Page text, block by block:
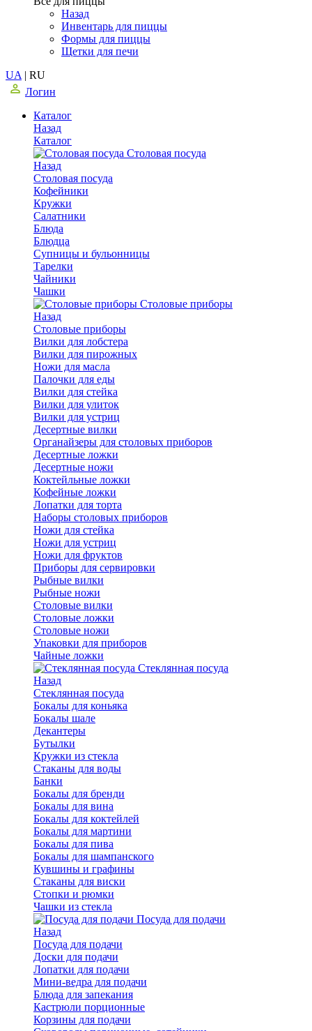
Назад
Инвентарь для пиццы
Формы для пиццы
Щетки для печи
UA | RU
Логин
Каталог
Назад
Каталог
Столовая посуда
Назад
Столовая посуда
Кофейники
Кружки
Салатники
Блюда
Блюдца
Супницы и бульонницы
Тарелки
Чайники
Чашки
Cтоловые приборы
Назад
Cтоловые приборы
Вилки для лобстера
Вилки для пирожных
Ножи для масла
Палочки для еды
Вилки для стейка
Вилки для улиток
Вилки для устриц
Десертные вилки
Органайзеры для столовых приборов
Десертные ложки
Десертные ножи
Коктейльные ложки
Кофейные ложки
Лопатки для торта
Наборы столовых приборов
Ножи для стейка
Ножи для устриц
Ножи для фруктов
Приборы для сервировки
Рыбные вилки
Рыбные ножи
Столовые вилки
Столовые ложки
Столовые ножи
Упаковки для приборов
Чайные ложки
Стеклянная посуда
Назад
Стеклянная посуда
Бокалы для коньяка
Бокалы шале
Декантеры
Бутылки
Кружки из стекла
Стаканы для воды
Банки
Бокалы для бренди
Бокалы для вина
Бокалы для коктейлей
Бокалы для мартини
Бокалы для пива
Бокалы для шампанского
Кувшины и графины
Стаканы для виски
Стопки и рюмки
Чашки из стекла
Посуда для подачи
Назад
Посуда для подачи
Доски для подачи
Лопатки для подачи
Мини-ведра для подачи
Блюда для запекания
Кастрюли порционные
Корзины для подачи